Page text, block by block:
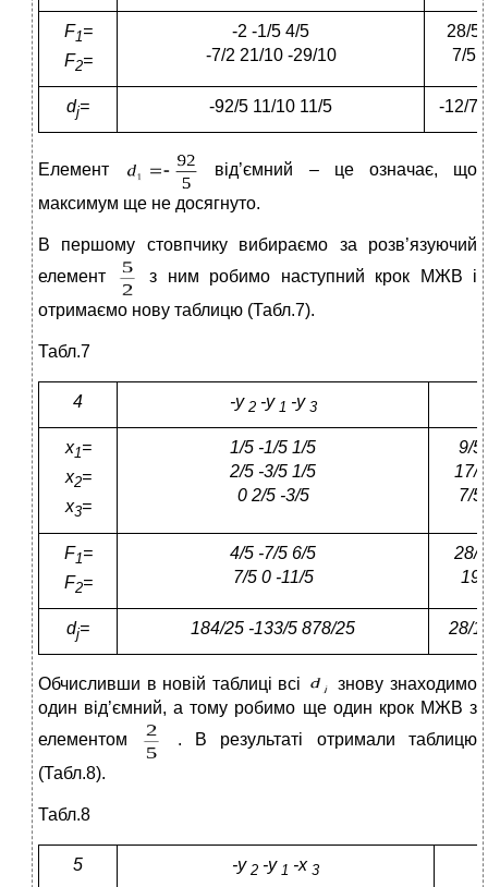
F1=
F2=
-2 -1/5 4/5
-7/2 21/10 -29/10
28/5
7/5
dj= -92/5 11/10 11/5 -12/71
Елемент
від’ємний – це означає, що
максимум ще не досягнуто.
В першому стовпчику вибираємо за розв’язуючий
елемент
з ним робимо наступний крок МЖВ і
отримаємо нову таблицю (Табл.7).
Табл.7
4 -y 2 -y 1 -y 3
x1=
x2=
x3=
1/5 -1/5 1/5
2/5 -3/5 1/5
0 2/5-3/5
9/5
17/5
7/5
F1=
F2=
4/5 -7/5 6/5
7/5 0 -11/5
28/5
19
dj= 184/25 -133/5 878/25 28/
Обчисливши в новій таблиці всі
знову знаходимо
один від’ємний, а тому робимо ще один крок МЖВ з
елементом
. В результаті отримали таблицю
(Табл.8).
Табл.8
5 -y 2 -y 1 -x 3